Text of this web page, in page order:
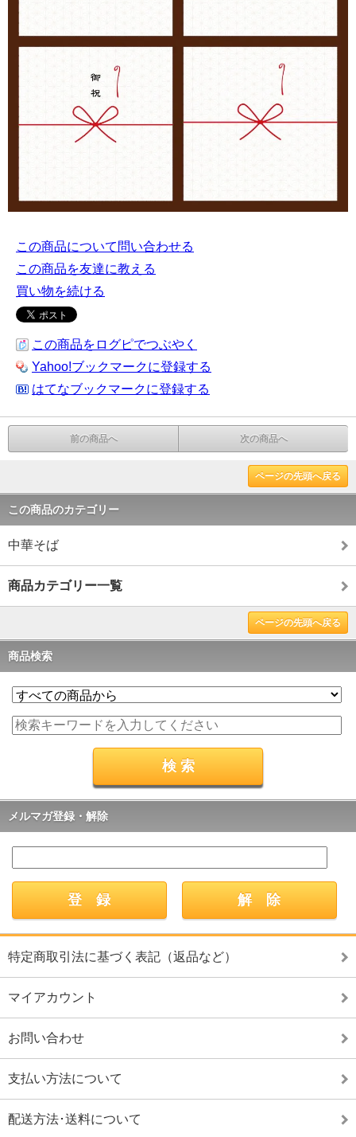
この商品について問い合わせる
この商品を友達に教える
買い物を続ける
この商品をログピでつぶやく
Yahoo!ブックマークに登録する
はてなブックマークに登録する
前の商品へ 次の商品へ
ページの先頭へ戻る
この商品のカテゴリー
中華そば
商品カテゴリー一覧
ページの先頭へ戻る
商品検索
メルマガ登録・解除
特定商取引法に基づく表記（返品など）
マイアカウント
お問い合わせ
支払い方法について
配送方法･送料について